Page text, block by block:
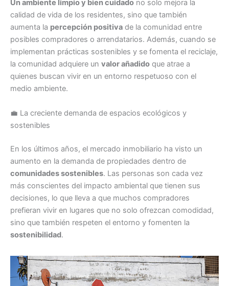
Un ambiente limpio y bien cuidado no solo mejora la
calidad de vida de los residentes, sino que también
aumenta la percepción positiva de la comunidad entre
posibles compradores o arrendatarios. Además, cuando se
implementan prácticas sostenibles y se fomenta el reciclaje,
la comunidad adquiere un valor añadido que atrae a
quienes buscan vivir en un entorno respetuoso con el
medio ambiente.
💼 La creciente demanda de espacios ecológicos y
sostenibles
En los últimos años, el mercado inmobiliario ha visto un
aumento en la demanda de propiedades dentro de
comunidades sostenibles. Las personas son cada vez
más conscientes del impacto ambiental que tienen sus
decisiones, lo que lleva a que muchos compradores
prefieran vivir en lugares que no solo ofrezcan comodidad,
sino que también respeten el entorno y fomenten la
sostenibilidad.